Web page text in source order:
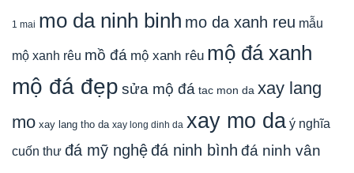
1 mai mo da ninh binh mo da xanh reu mẫu
mộ xanh rêu mồ đá mộ xanh rêu mộ đá xanh
mộ đá đẹp sửa mộ đá tac mon da xay lang
mo xay lang tho da xay long dinh da xay mo da ý nghĩa
cuốn thư đá mỹ nghệđá ninh bình đá ninh vân